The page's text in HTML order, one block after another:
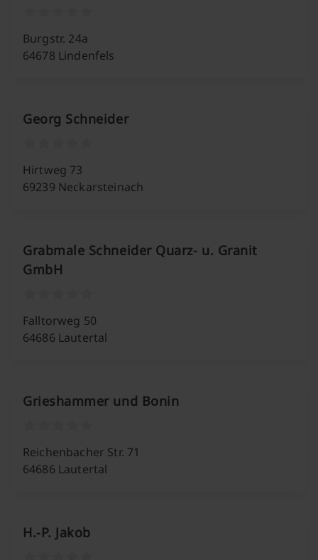
Burgstr. 24a
64678 Lindenfels
Georg Schneider
Hirtweg 73
69239 Neckarsteinach
Grabmale Schneider Quarz- u. Granit
GmbH
Falltorweg 50
64686 Lautertal
Grieshammer und Bonin
Reichenbacher Str. 71
64686 Lautertal
H.-P. Jakob